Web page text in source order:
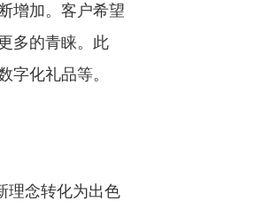
增加。客户希望
多的青睐。此
字化礼品等。
理念转化为出色